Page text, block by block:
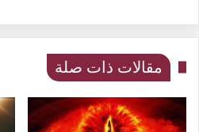
مقالات ذات صلة